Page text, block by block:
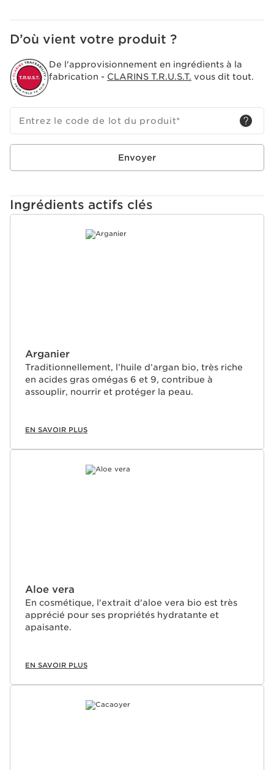
D’où vient votre produit ?
De l'approvisionnement en ingrédients à la
fabrication - CLARINS T.R.U.S.T. vous dit tout.
Entrez le code de lot du produit*
Envoyer
Ingrédients actifs clés
ALLER AU CONTENU
Arganier
Traditionnellement, l’huile d’argan bio, très riche
en acides gras omégas 6 et 9, contribue à
assouplir, nourrir et protéger la peau.
EN SAVOIR PLUS
Aloe vera
En cosmétique, l'extrait d'aloe vera bio est très
apprécié pour ses propriétés hydratante et
apaisante.
EN SAVOIR PLUS